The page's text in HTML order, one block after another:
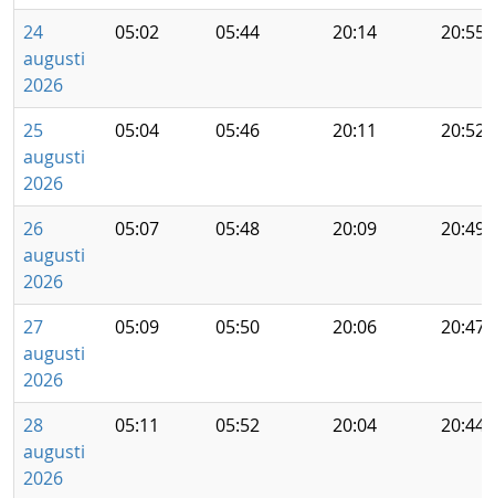
24
augusti
2026
05:02 05:44 20:14 20:55
25
augusti
2026
05:04 05:46 20:11 20:52
26
augusti
2026
05:07 05:48 20:09 20:49
27
augusti
2026
05:09 05:50 20:06 20:47
28
augusti
2026
05:11 05:52 20:04 20:44